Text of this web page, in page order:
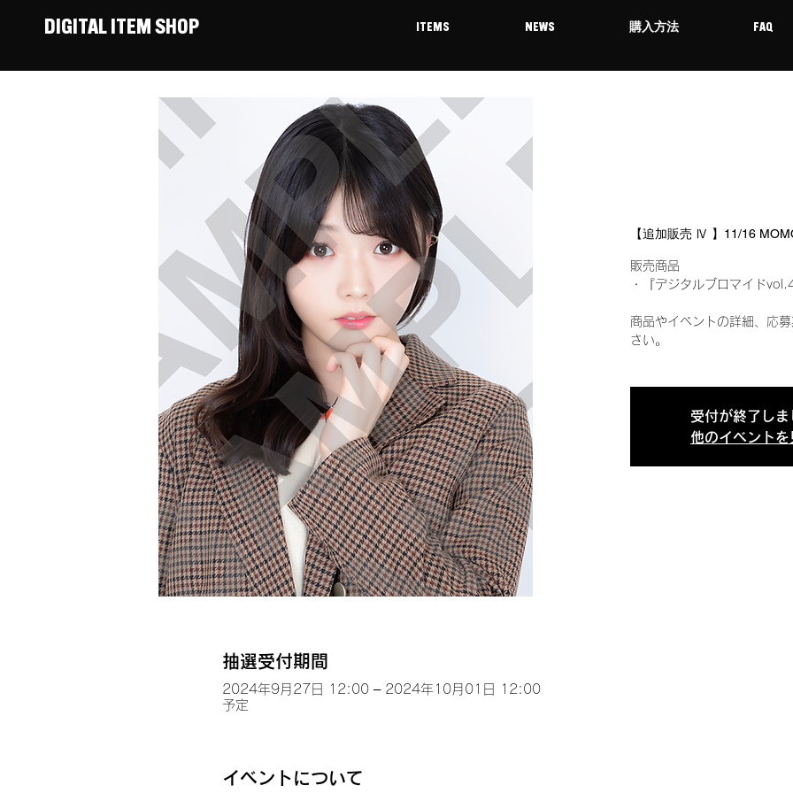
DIGITAL ITEM SHOP ITEMS NEWS 購入方法 FAQ
【追加販売 Ⅳ 】11/16
販売商品
・『デジタルブロマイド
商品やイベントの詳細、応
さい。
受付が終了しま
他のイベントを
抽選受付期間
2024年9月27日 12:00 – 2024年10月01日 12:00
予定
イベントについて